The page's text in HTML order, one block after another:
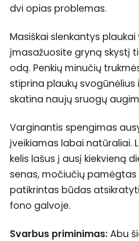
dvi opias problemas.
Masiškai slenkantys
įmasažuosite gryną skystį
odą. Penkių minučių
stiprina plaukų svogūnėlius
skatina naujų sruogų
Varginantis spengimas
įveikiamas labai natūraliai.
kelis lašus į ausį kiekvieną
senas, močiučių pamėgtas
patikrintas būdas
fono galvoje.
Svarbus priminimas: Abu